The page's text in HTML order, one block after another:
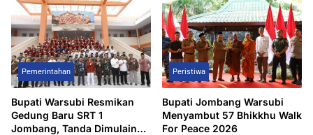
Pemerintahan
Bupati Warsubi Resmikan
Gedung Baru SRT 1
Jombang, Tanda Dimulainya
Peristiwa
Bupati Jombang Warsubi
Menyambut 57 Bhikkhu Walk
For Peace 2026